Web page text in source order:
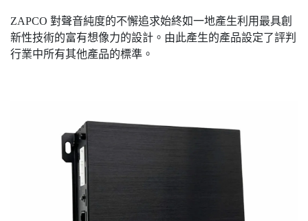
ZAPCO 對聲音純度的不懈追求始終如一地產生利用最具創
新性技術的富有想像力的設計。由此產生的產品設定了評判
行業中所有其他產品的標準。